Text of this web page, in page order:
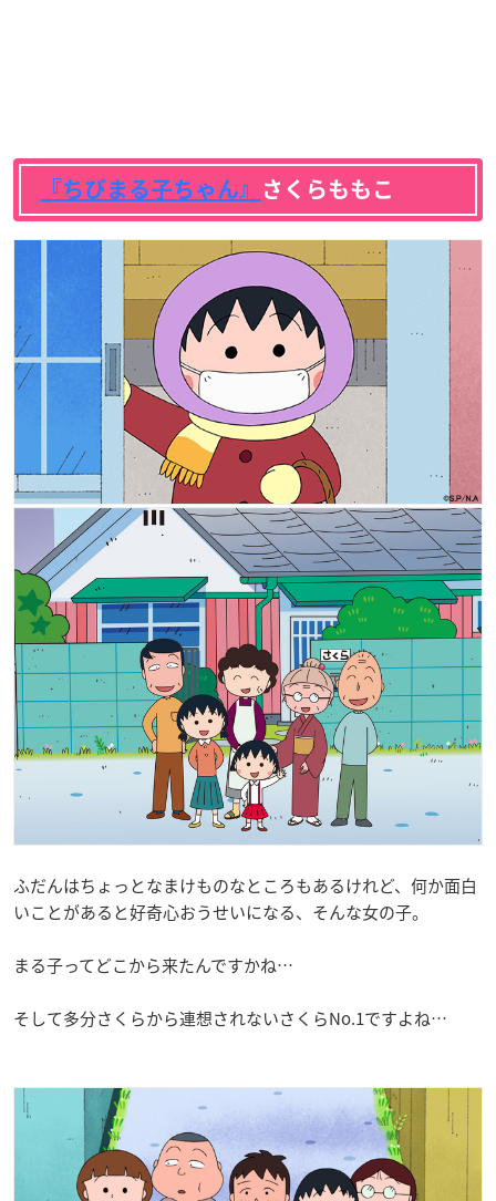
『ちびまる子ちゃん』 さくらももこ
ふだんはちょっとなまけものなところもあるけれど、何か面白
いことがあると好奇心おうせいになる、そんな女の子。
まる子ってどこから来たんですかね…
そして多分さくらから連想されないさくらNo.1ですよね…